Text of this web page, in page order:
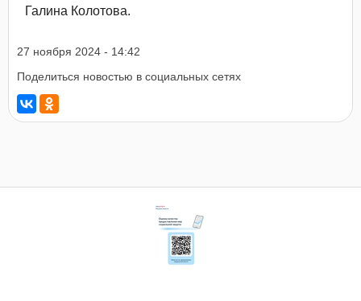
Галина Колотова.
27 ноября 2024 - 14:42
Поделиться новостью в социальных сетях